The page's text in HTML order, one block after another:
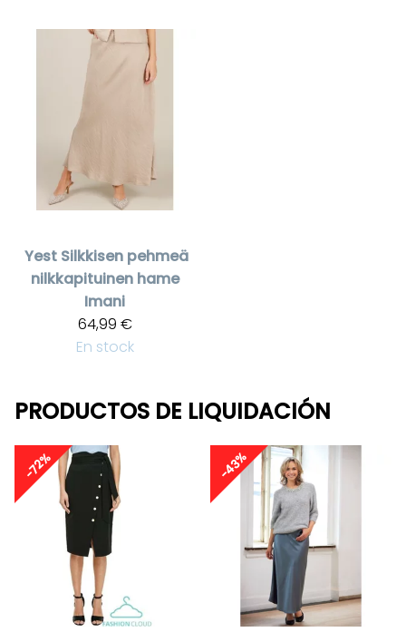
Yest Silkkisen pehmeä
nilkkapituinen hame
Imani
64,99 €
En stock
PRODUCTOS DE LIQUIDACIÓN
-72% -43%